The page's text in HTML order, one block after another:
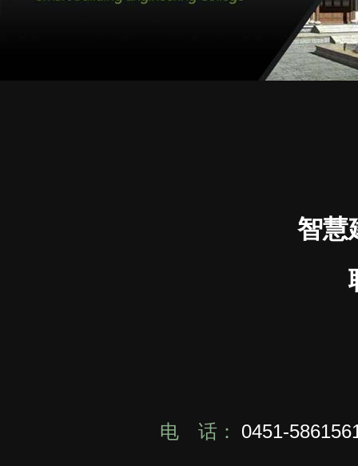
智慧
电 话： 0451-